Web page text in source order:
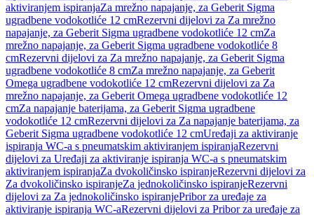
aktiviranjem ispiranjaZa mrežno napajanje, za Geberit Sigma
ugradbene vodokotliće 12 cmRezervni dijelovi za Za mrežno
napajanje, za Geberit Sigma ugradbene vodokotliće 12 cmZa
mrežno napajanje, za Geberit Sigma ugradbene vodokotliće 8
cmRezervni dijelovi za Za mrežno napajanje, za Geberit Sigma
ugradbene vodokotliće 8 cmZa mrežno napajanje, za Geberit
Omega ugradbene vodokotliće 12 cmRezervni dijelovi za Za
mrežno napajanje, za Geberit Omega ugradbene vodokotliće 12
cmZa napajanje baterijama, za Geberit Sigma ugradbene
vodokotliće 12 cmRezervni dijelovi za Za napajanje baterijama, za
Geberit Sigma ugradbene vodokotliće 12 cmUređaji za aktiviranje
ispiranja WC-a s pneumatskim aktiviranjem ispiranjaRezervni
dijelovi za Uređaji za aktiviranje ispiranja WC-a s pneumatskim
aktiviranjem ispiranjaZa dvokoličinsko ispiranjeRezervni dijelovi za
Za dvokoličinsko ispiranjeZa jednokoličinsko ispiranjeRezervni
dijelovi za Za jednokoličinsko ispiranjePribor za uređaje za
aktiviranje ispiranja WC-aRezervni dijelovi za Pribor za uređaje za